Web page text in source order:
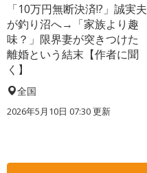
「10万円無断決済!?」誠実夫
が釣り沼へ→「家族より趣
味？」限界妻が突きつけた
離婚という結末【作者に聞
く】
全国
2026年5月10日 07:30 更新